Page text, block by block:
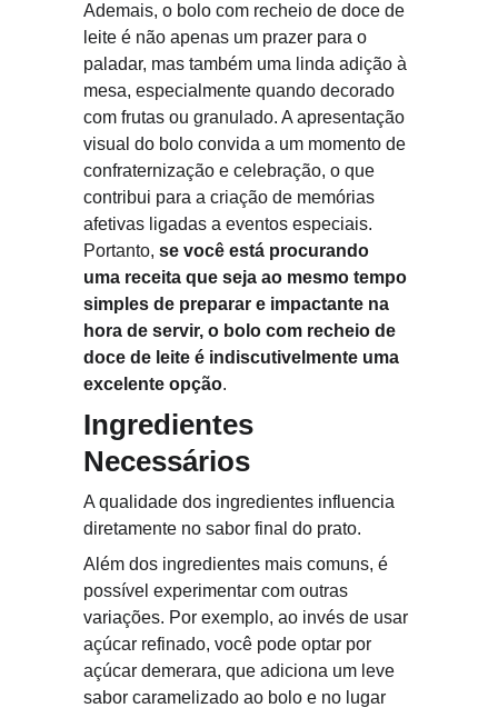
Ademais, o bolo com recheio de doce de
leite é não apenas um prazer para o
paladar, mas também uma linda adição à
mesa, especialmente quando decorado
com frutas ou granulado. A apresentação
visual do bolo convida a um momento de
confraternização e celebração, o que
contribui para a criação de memórias
afetivas ligadas a eventos especiais.
Portanto, se você está procurando
uma receita que seja ao mesmo tempo
simples de preparar e impactante na
hora de servir, o bolo com recheio de
doce de leite é indiscutivelmente uma
excelente opção.
Ingredientes
Necessários
A qualidade dos ingredientes influencia
diretamente no sabor final do prato.
Além dos ingredientes mais comuns, é
possível experimentar com outras
variações. Por exemplo, ao invés de usar
açúcar refinado, você pode optar por
açúcar demerara, que adiciona um leve
sabor caramelizado ao bolo e no lugar